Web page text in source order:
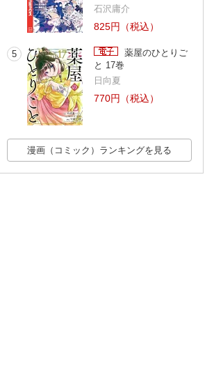
よしながふみ
よしながふみ
石沢庸介
825円（税込）
5
薬屋のひとりご
と 17巻
日向夏
770円（税込）
漫画（コミック）ランキングを見る